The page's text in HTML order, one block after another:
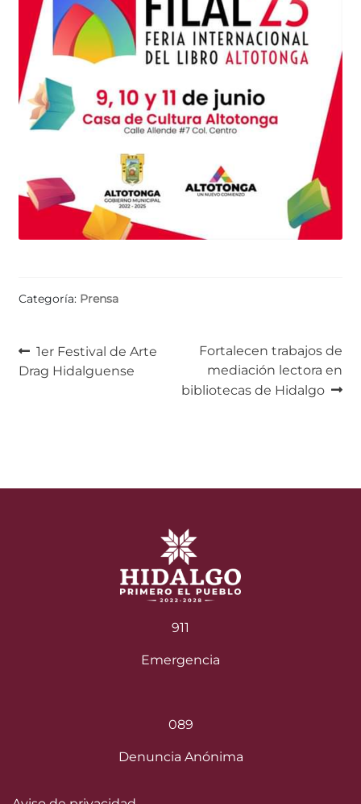
Categoría: Prensa
Navegación
de
Anterior:
1er Festival de Arte
Drag Hidalguense
Siguiente:
Fortalecen trabajos de
mediación lectora en
bibliotecas de Hidalgo
911
Emergencia
089
Denuncia Anónima